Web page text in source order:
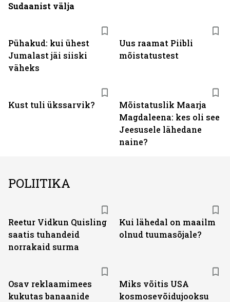
Pühakud: kui ühest
Jumalast jäi siiski
väheks
Uus raamat Piibli
mõistatustest
Kust tuli ükssarvik?
Mõistatuslik Maarja
Magdaleena: kes oli see
Jeesusele lähedane
naine?
Sudaanist välja
POLIITIKA
Reetur Vidkun Quisling
saatis tuhandeid
norrakaid surma
Kui lähedal on maailm
olnud tuumasõjale?
Osav reklaamimees
kukutas banaanide
Miks võitis USA
kosmosevõidujooksu